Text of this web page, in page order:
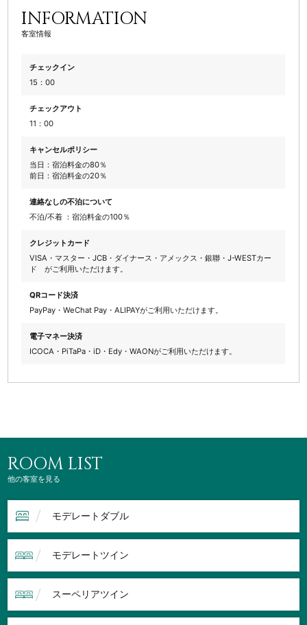
INFORMATION
客室情報
チェックイン
15：00
チェックアウト
11：00
キャンセルポリシー
当日：宿泊料金の80％
前日：宿泊料金の20％
連絡なしの不泊について
不泊/不着 ：宿泊料金の100％
クレジットカード
VISA・マスター・JCB・ダイナース・アメックス・銀聯・J-WESTカー
ド がご利用いただけます。
QRコード決済
PayPay・WeChat Pay・ALIPAYがご利用いただけます。
電子マネー決済
ICOCA・PiTaPa・iD・Edy・WAONがご利用いただけます。
ROOM LIST
他の客室を見る
モデレートダブル
モデレートツイン
スーペリアツイン